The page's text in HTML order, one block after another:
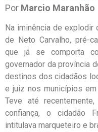
Por Marcio Maranhão
Na iminência de explodir
de Neto Carvalho, pré-
que já se comporta
governador da província
destinos dos cidadãos
e juiz nos municípios
Teve até
confiança, o cidadão
intitulava marqueteiro e